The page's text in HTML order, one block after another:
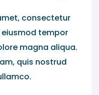
consectetur
tempor
magna aliqua.
quis nostrud